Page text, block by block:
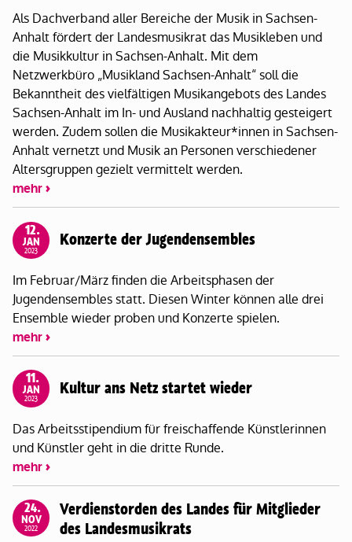
Als Dachverband aller Bereiche der Musik in Sachsen-
Anhalt fördert der Landesmusikrat das Musikleben und
die Musikkultur in Sachsen-Anhalt. Mit dem
Netzwerkbüro „Musikland Sachsen-Anhalt“ soll die
Bekanntheit des vielfältigen Musikangebots des Landes
Sachsen-Anhalt im In- und Ausland nachhaltig gesteigert
werden. Zudem sollen die Musikakteur*innen in Sachsen-
Anhalt vernetzt und Musik an Personen verschiedener
Altersgruppen gezielt vermittelt werden.
mehr
12.
JAN
2023 Konzerte der Jugendensembles
Im Februar/März finden die Arbeitsphasen der
Jugendensembles statt. Diesen Winter können alle drei
Ensemble wieder proben und Konzerte spielen.
mehr
11.
JAN
2023 Kultur ans Netz startet wieder
Das Arbeitsstipendium für freischaffende Künstlerinnen
und Künstler geht in die dritte Runde.
mehr
24.
NOV
2022
Verdienstorden des Landes für Mitglieder
des Landesmusikrats